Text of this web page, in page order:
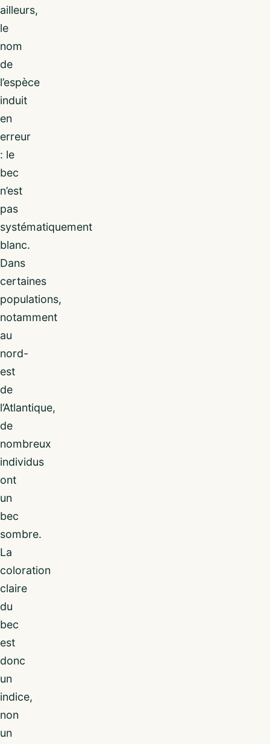
ailleurs,
le
nom
de
l’espèce
induit
en
erreur
: le
bec
n’est
pas
systématiquement
blanc.
Dans
certaines
populations,
notamment
au
nord-
est
de
l’Atlantique,
de
nombreux
individus
ont
un
bec
sombre.
La
coloration
claire
du
bec
est
donc
un
indice,
non
un